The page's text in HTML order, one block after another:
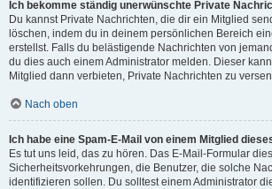
Ich bekomme ständig unerwünschte Private
Du kannst Private Nachrichten, die dir ein Mitglied
löschen, indem du in deinem persönlichen Bereich
erstellst. Falls du belästigende Nachrichten von
du dies auch einem Administrator melden. Dieser
Mitglied dann verbieten, Private Nachrichten zu
Nach oben
Ich habe eine Spam-E-Mail von einem Mitglied
Es tut uns leid, das zu hören. Das E-Mail-Formular
Sicherheitsvorkehrungen, die Benutzer, die solche
identifizieren sollen. Du solltest einem Administrator